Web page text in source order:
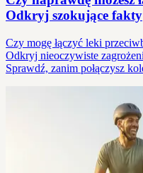
Odkryj szokujące fakty
Czy mogę łączyć leki
Odkryj nieoczywiste
Sprawdź, zanim połączysz